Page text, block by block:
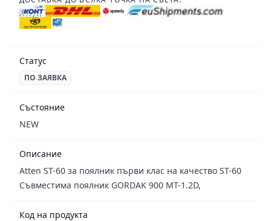
Статус
ПО ЗАЯВКА
Състояние
NEW
Описание
Atten ST-60 за поялник първи клас на качество ST-60
Съвместима поялник GORDAK 900 MT-1.2D,
Код на продукта